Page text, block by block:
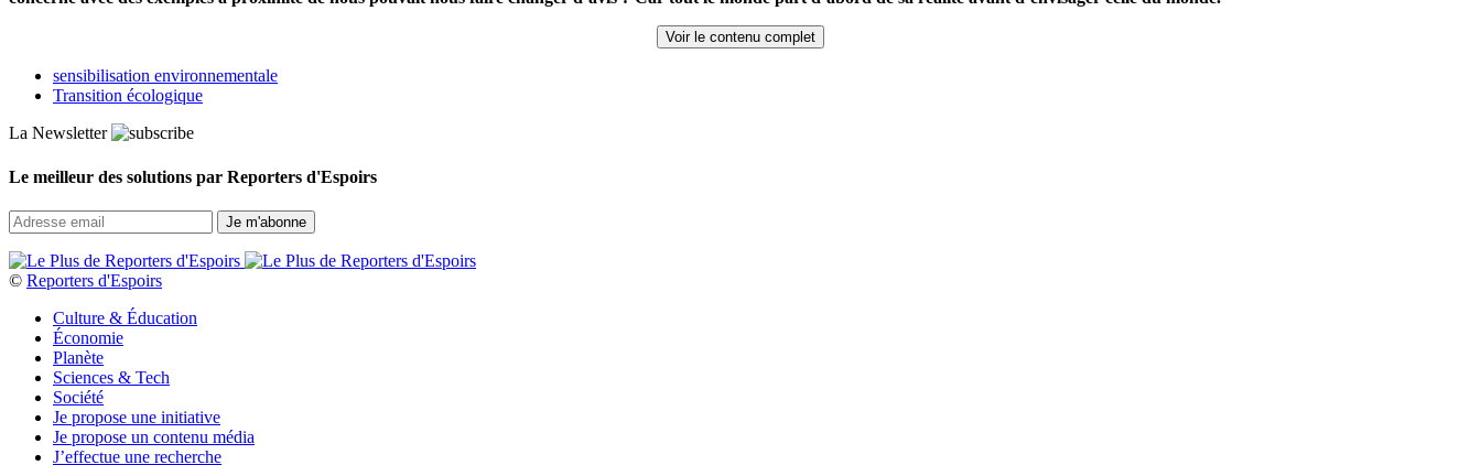
Voir le contenu complet
sensibilisation environnementale
Transition écologique
La Newsletter
Le meilleur des solutions par Reporters d'Espoirs
© Reporters d'Espoirs
Culture & Éducation
Économie
Planète
Sciences & Tech
Société
Je propose une initiative
Je propose un contenu média
J’effectue une recherche